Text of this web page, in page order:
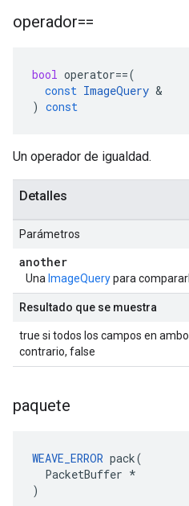
operador==
bool operator==(
const ImageQuery &
) const
Un operador de igualdad.
Detalles
Parámetros
another
Una ImageQuerypara
Resultado que se muestra
true si todos los campos en
contrario, false
paquete
WEAVE_ERROR pack(
  PacketBuffer *
)